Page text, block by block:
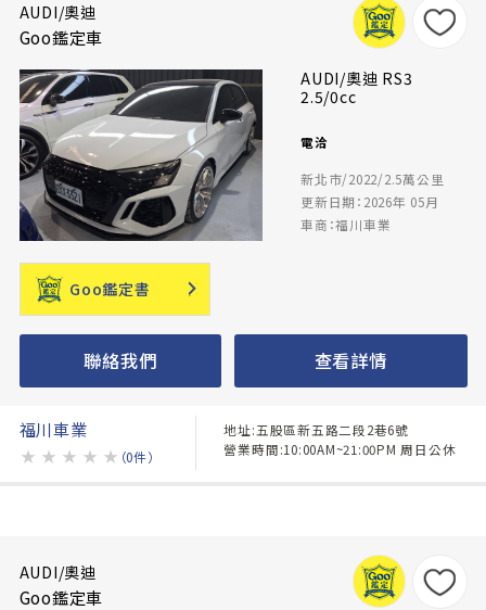
AUDI/奧迪
Goo鑑定車
AUDI/奧迪 RS3
2.5/0cc
電洽
新北市/2022/2.5萬公里
更新日期：2026年 05月
車商：福川車業
Goo鑑定書
聯絡我們 查看詳情
福川車業
★ ★ ★ ★ ★ （0件）
地址:五股區新五路二段2巷6號
營業時間:10:00AM~21:00PM 周日公休
AUDI/奧迪
Goo鑑定車